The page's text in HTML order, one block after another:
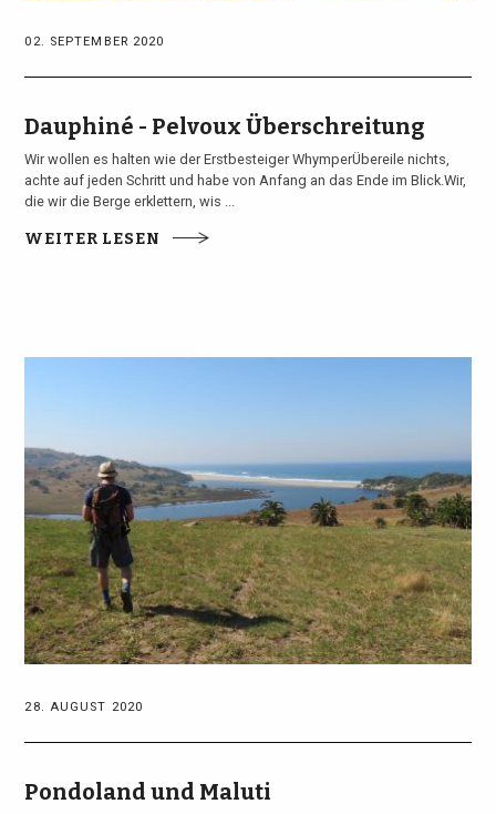
02. SEPTEMBER 2020
Dauphiné - Pelvoux Überschreitung
Wir wollen es halten wie der Erstbesteiger WhymperÜbereile nichts,
achte auf jeden Schritt und habe von Anfang an das Ende im Blick.Wir,
die wir die Berge erklettern, wis ...
WEITER LESEN
28. AUGUST 2020
Pondoland und Maluti